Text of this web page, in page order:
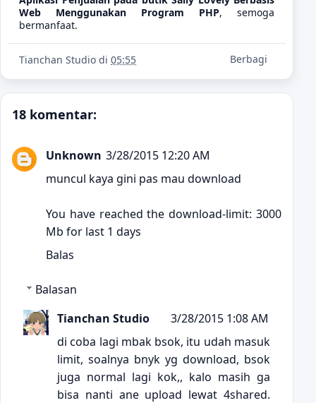
Web Menggunakan Program PHP, semoga
bermanfaat.
Tianchan Studio di 05:55 Berbagi
18 komentar:
Unknown 3/28/2015 12:20 AM
muncul kaya gini pas mau download
You have reached the download-limit: 3000
Mb for last 1 days
Balas
Balasan
Tianchan Studio
3/28/2015 1:08 AM
di coba lagi mbak bsok, itu udah masuk
limit, soalnya bnyk yg download, bsok
juga normal lagi kok,, kalo masih ga
bisa nanti ane upload lewat 4shared.